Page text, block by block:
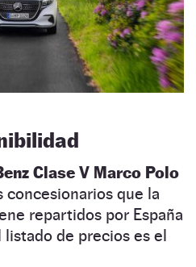
Clase V Marco Polo
concesionarios que la
repartidos por España
listado de precios es el